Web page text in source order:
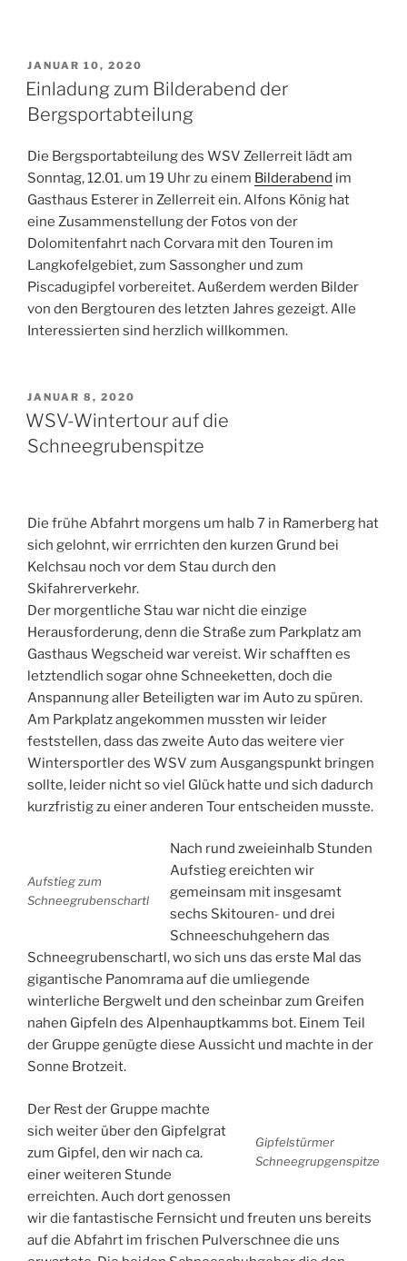
VERÖFFENTLICHT
AM
JANUAR 10, 2020
Einladung zum Bilderabend der
Bergsportabteilung
Die Bergsportabteilung des WSV Zellerreit lädt am
Sonntag, 12.01. um 19 Uhr zu einem Bilderabend im
Gasthaus Esterer in Zellerreit ein. Alfons König hat
eine Zusammenstellung der Fotos von der
Dolomitenfahrt nach Corvara mit den Touren im
Langkofelgebiet, zum Sassongher und zum
Piscadugipfel vorbereitet. Außerdem werden Bilder
von den Bergtouren des letzten Jahres gezeigt. Alle
Interessierten sind herzlich willkommen.
VERÖFFENTLICHT
AM
JANUAR 8, 2020
WSV-Wintertour auf die
Schneegrubenspitze
Die frühe Abfahrt morgens um halb 7 in Ramerberg hat
sich gelohnt, wir errrichten den kurzen Grund bei
Kelchsau noch vor dem Stau durch den
Skifahrerverkehr.
Der morgentliche Stau war nicht die einzige
Herausforderung, denn die Straße zum Parkplatz am
Gasthaus Wegscheid war vereist. Wir schafften es
letztendlich sogar ohne Schneeketten, doch die
Anspannung aller Beteiligten war im Auto zu spüren.
Am Parkplatz angekommen mussten wir leider
feststellen, dass das zweite Auto das weitere vier
Wintersportler des WSV zum Ausgangspunkt bringen
sollte, leider nicht so viel Glück hatte und sich dadurch
kurzfristig zu einer anderen Tour entscheiden musste.
Aufstieg zum
Schneegrubenschartl
Nach rund zweieinhalb Stunden
Aufstieg ereichten wir
gemeinsam mit insgesamt
sechs Skitouren- und drei
Schneeschuhgehern das
Schneegrubenschartl, wo sich uns das erste Mal das
gigantische Panomrama auf die umliegende
winterliche Bergwelt und den scheinbar zum Greifen
nahen Gipfeln des Alpenhauptkamms bot. Einem Teil
der Gruppe genügte diese Aussicht und machte in der
Sonne Brotzeit.
Gipfelstürmer
Schneegrupgenspitze
Der Rest der Gruppe machte
sich weiter über den Gipfelgrat
zum Gipfel, den wir nach ca.
einer weiteren Stunde
erreichten. Auch dort genossen
wir die fantastische Fernsicht und freuten uns bereits
auf die Abfahrt im frischen Pulverschnee die uns